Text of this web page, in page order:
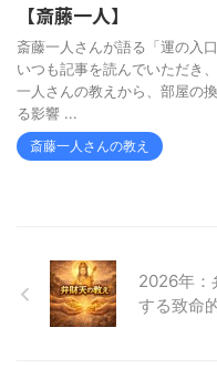
【斎藤一人】
斎藤一人さんが語る「運の入
いつも記事を読んでいただき
一人さんの教えから、部屋の
る影響 ...
斎藤一人さんの教え
2026年：
する致命